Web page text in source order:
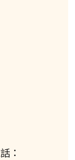
：